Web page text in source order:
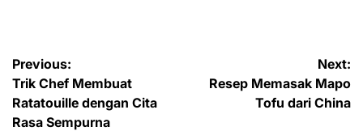
Post
navigation
Previous:
Trik Chef Membuat
Ratatouille dengan Cita
Rasa Sempurna
Next:
Resep Memasak Mapo
Tofu dari China